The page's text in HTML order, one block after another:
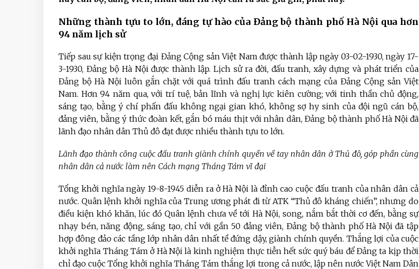
Những thành tựu to lớn, đáng tự hào của Đảng bộ thành phố Hà Nội qua hơn
94 năm lịch sử
Tiếp sau sự kiện trọng đại Đảng Cộng sản Việt Nam được thành lập ngày 03-02-1930, ngày 17-
3-1930, Đảng bộ Hà Nội được thành lập. Lịch sử ra đời, đấu tranh, xây dựng và phát triển của
Đảng bộ Hà Nội luôn gắn chặt với quá trình đấu tranh cách mạng của Đảng Cộng sản Việt
Nam. Hơn 94 năm qua, với trí tuệ, bản lĩnh và nghị lực kiên cường; với tinh thần chủ động,
sáng tạo, bằng ý chí phấn đấu không ngại gian khó, không sợ hy sinh của đội ngũ cán bộ,
đảng viên, bằng ý thức đoàn kết, gắn bó máu thịt với nhân dân, Đảng bộ thành phố Hà Nội đã
lãnh đạo nhân dân Thủ đô đạt được nhiều thành tựu to lớn.
Lãnh đạo thành công cuộc đấu tranh giành chính quyền về tay nhân dân ở Thủ đô, góp phần cùng
nhân dân cả nước làm nên Cách mạng Tháng Tám vĩ đại
Tổng khởi nghĩa ngày 19-8-1945 diễn ra ở Hà Nội là đỉnh cao cuộc đấu tranh của nhân dân cả
nước. Quân lệnh khởi nghĩa của Trung ương phát đi từ ATK “Thủ đô kháng chiến”, nhưng do
điều kiện khó khăn, lúc đó Quân lệnh chưa về tới Hà Nội, song, nắm bắt thời cơ đến, bằng sự
nhạy bén, năng động, sáng tạo, chỉ với gần 50 đảng viên, Đảng bộ thành phố Hà Nội đã tập
hợp đông đảo các tầng lớp nhân dân nhất tề đứng dậy, giành chính quyền. Thắng lợi của cuộc
khởi nghĩa Tháng Tám ở Hà Nội là kinh nghiệm thực tiễn hết sức quý báu để Đảng ta kịp thời
chỉ đạo cuộc Tổng khởi nghĩa Tháng Tám thắng lợi trong cả nước, lập nên nước Việt Nam Dân